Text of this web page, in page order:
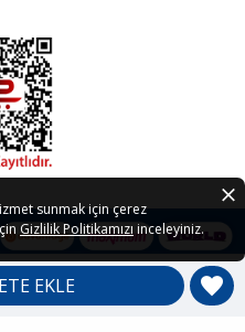
EKLE
Tüm Hakları Saklıdır
sunmak için çerez
Gizlilik Politikamızı inceleyiniz.